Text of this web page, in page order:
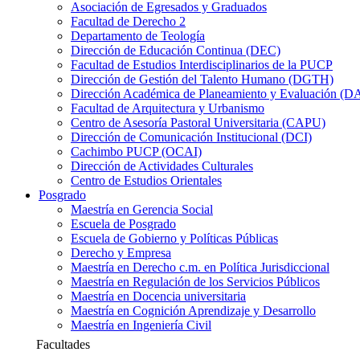
Asociación de Egresados y Graduados
Facultad de Derecho 2
Departamento de Teología
Dirección de Educación Continua (DEC)
Facultad de Estudios Interdisciplinarios de la PUCP
Dirección de Gestión del Talento Humano (DGTH)
Dirección Académica de Planeamiento y Evaluación
Facultad de Arquitectura y Urbanismo
Centro de Asesoría Pastoral Universitaria (CAPU)
Dirección de Comunicación Institucional (DCI)
Cachimbo PUCP (OCAI)
Dirección de Actividades Culturales
Centro de Estudios Orientales
Posgrado
Maestría en Gerencia Social
Escuela de Posgrado
Escuela de Gobierno y Políticas Públicas
Derecho y Empresa
Maestría en Derecho c.m. en Política Jurisdiccional
Maestría en Regulación de los Servicios Públicos
Maestría en Docencia universitaria
Maestría en Cognición Aprendizaje y Desarrollo
Maestría en Ingeniería Civil
Facultades